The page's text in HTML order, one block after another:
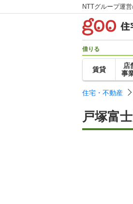
NTTグループ運
借りる
賃貸
店
事
住宅・不動産
戸塚富